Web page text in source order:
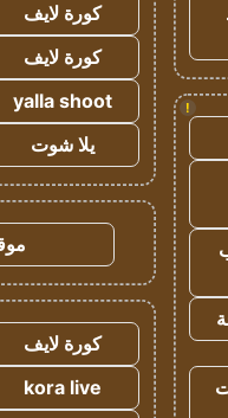
!
كورة لايف
كورة لايف
yalla shoot
يلا شوت
كورة لايف
kora live